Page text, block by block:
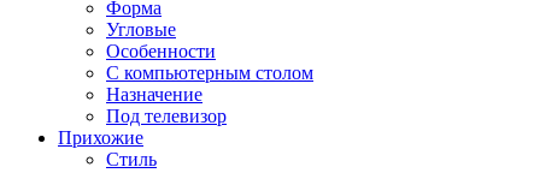
Форма
Угловые
Особенности
С компьютерным столом
Назначение
Под телевизор
Прихожие
Стиль